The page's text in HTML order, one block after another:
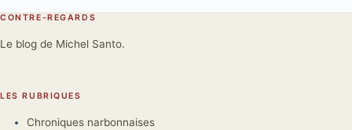
CONTRE-REGARDS
Le blog de Michel Santo.
LES RUBRIQUES
Chroniques narbonnaises